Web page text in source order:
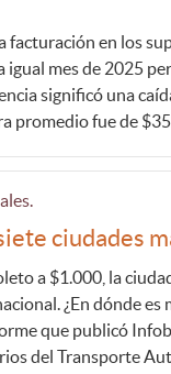
facturación en los
igual mes de 2025
significó una
promedio fue de
ciudades
a $1.000, la
¿En dónde es
que publicó
del Transporte